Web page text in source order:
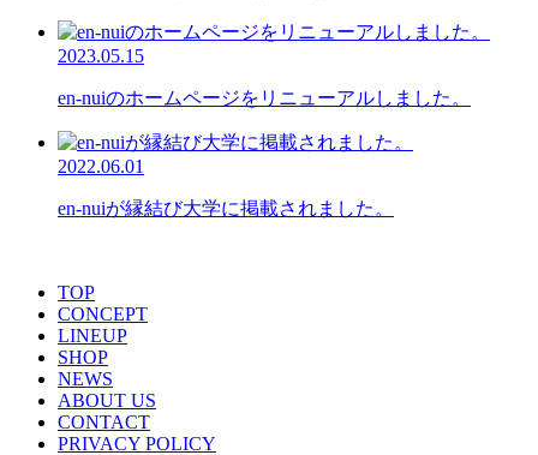
2023.05.15
en-nuiのホームページをリニューアルしました。
2022.06.01
en-nuiが縁結び大学に掲載されました。
TOP
CONCEPT
LINEUP
SHOP
NEWS
ABOUT US
CONTACT
PRIVACY POLICY